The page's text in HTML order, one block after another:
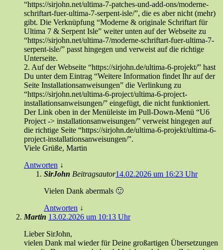
“https://sirjohn.net/ultima-7-patches-und-add-ons/moderne-
schriftart-fuer-ultima-7-serpent-isle/”, die es aber nicht (mehr)
gibt. Die Verknüpfung “Moderne & originale Schriftart für
Ultima 7 & Serpent Isle” weiter unten auf der Webseite zu
“https://sirjohn.net/ultima-7/moderne-schriftart-fuer-ultima-7-
serpent-isle/” passt hingegen und verweist auf die richtige
Unterseite.
2. Auf der Webseite “https://sirjohn.de/ultima-6-projekt/” hast
Du unter dem Eintrag “Weitere Information findet Ihr auf der
Seite Installationsanweisungen” die Verlinkung zu
“https://sirjohn.net/ultima-6-project/ultima-6-project-
installationsanweisungen/” eingefügt, die nicht funktioniert.
Der Link oben in der Menüleiste im Pull-Down-Menü “U6
Project -> installationsanweisungen/” verweist hingegen auf
die richtige Seite “https://sirjohn.de/ultima-6-projekt/ultima-6-
project-installationsanweisungen/”.
Viele Grüße, Martin
Antworten ↓
SirJohn Beitragsautor14.02.2026 um 16:23 Uhr
Vielen Dank abermals 🙂
Antworten ↓
Martin 13.02.2026 um 10:13 Uhr
Lieber SirJohn,
vielen Dank mal wieder für Deine großartigen Übersetzungen